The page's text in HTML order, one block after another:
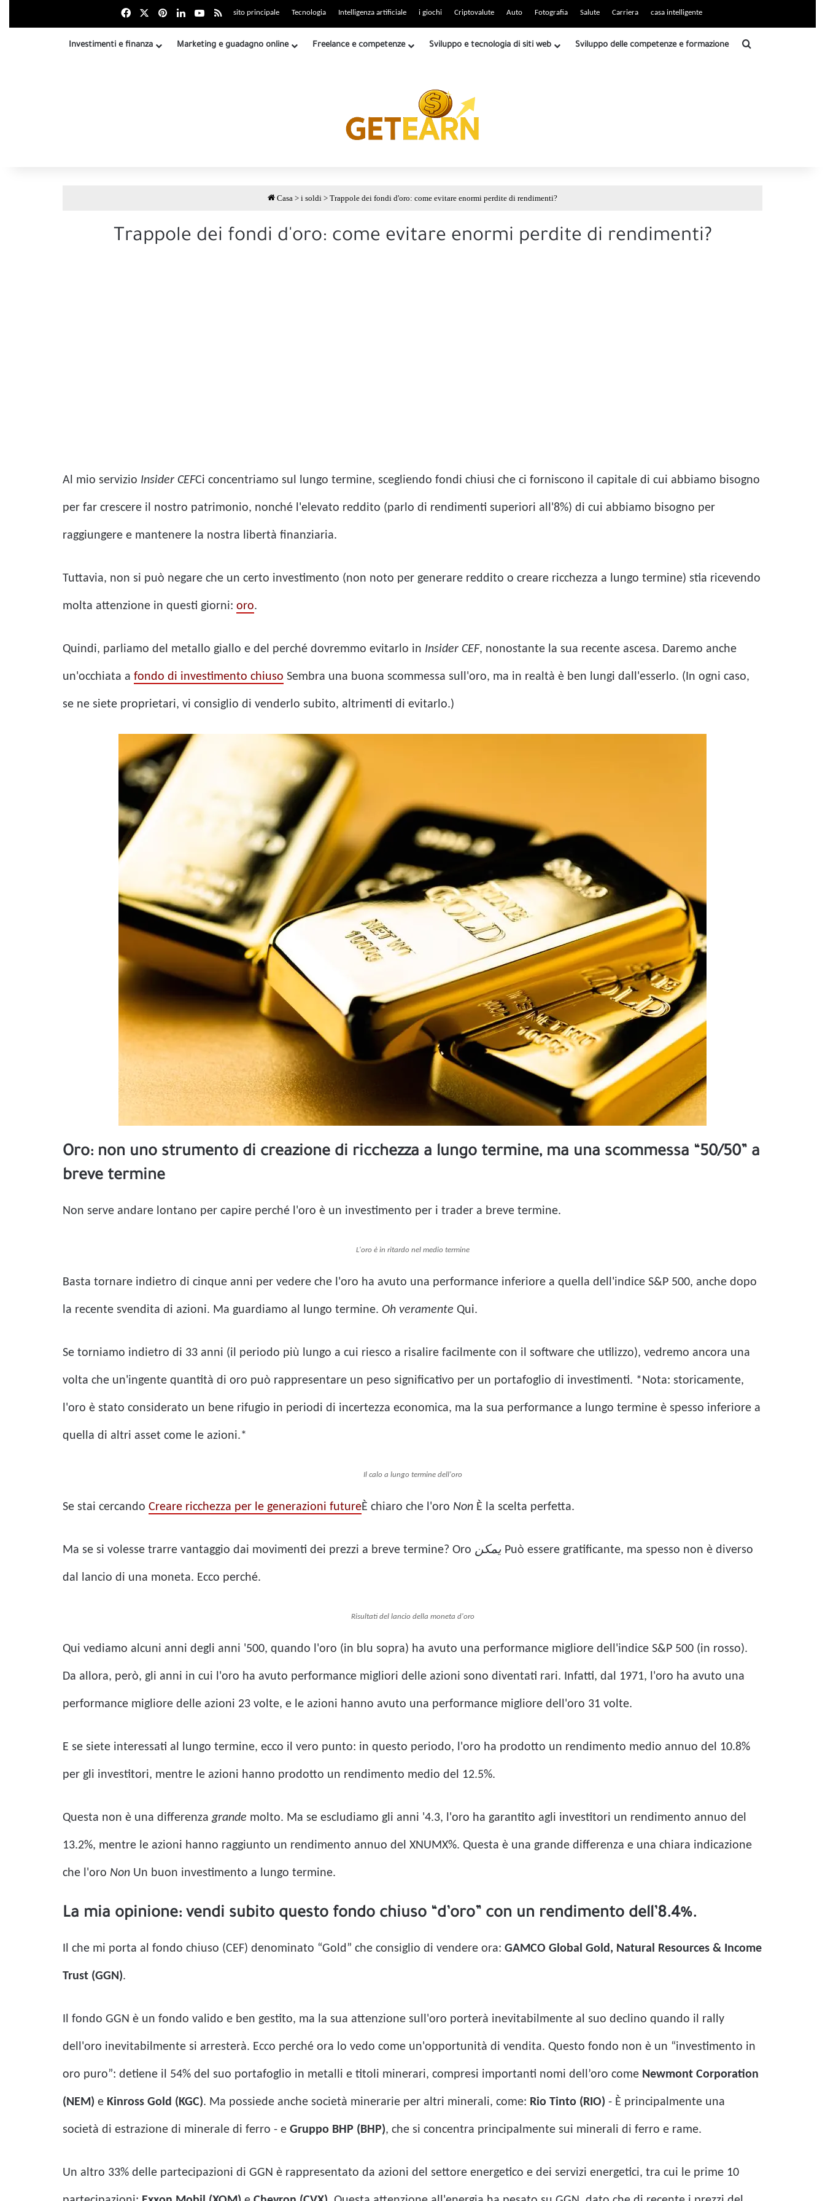
Facebookبينتيريست
LinkedInYoutubeRiepilogo sito RSS
sito principale Tecnologia Intelligenza artificiale i giochi Criptovalute Auto Fotografia Salute Carriera casa intelligente
Investimenti e finanza Marketing e guadagno online Freelance e competenze Sviluppo e tecnologia di siti web Sviluppo delle competenze e formazione Ricerca
Casa > i soldi > Trappole dei fondi d'oro: come evitare enormi perdite di rendimenti?
Trappole dei fondi d'oro: come evitare enormi perdite di rendimenti?
Al mio servizio Insider CEFCi concentriamo sul lungo termine, scegliendo fondi chiusi che ci forniscono il capitale di cui abbiamo bisogno
per far crescere il nostro patrimonio, nonché l'elevato reddito (parlo di rendimenti superiori all'8%) di cui abbiamo bisogno per
raggiungere e mantenere la nostra libertà finanziaria.
Tuttavia, non si può negare che un certo investimento (non noto per generare reddito o creare ricchezza a lungo termine) stia ricevendo
molta attenzione in questi giorni: oro.
Quindi, parliamo del metallo giallo e del perché dovremmo evitarlo in Insider CEF, nonostante la sua recente ascesa. Daremo anche
un'occhiata a fondo di investimento chiuso Sembra una buona scommessa sull'oro, ma in realtà è ben lungi dall'esserlo. (In ogni caso,
se ne siete proprietari, vi consiglio di venderlo subito, altrimenti di evitarlo.)
Oro: non uno strumento di creazione di ricchezza a lungo termine, ma una scommessa “50/50” a
breve termine
Non serve andare lontano per capire perché l'oro è un investimento per i trader a breve termine.
L'oro è in ritardo nel medio termine
Basta tornare indietro di cinque anni per vedere che l'oro ha avuto una performance inferiore a quella dell'indice S&P 500, anche dopo
la recente svendita di azioni. Ma guardiamo al lungo termine. Oh veramente Qui.
Se torniamo indietro di 33 anni (il periodo più lungo a cui riesco a risalire facilmente con il software che utilizzo), vedremo ancora una
volta che un'ingente quantità di oro può rappresentare un peso significativo per un portafoglio di investimenti. *Nota: storicamente,
l'oro è stato considerato un bene rifugio in periodi di incertezza economica, ma la sua performance a lungo termine è spesso inferiore a
quella di altri asset come le azioni.*
Il calo a lungo termine dell'oro
Se stai cercando Creare ricchezza per le generazioni futureÈ chiaro che l'oro Non È la scelta perfetta.
Ma se si volesse trarre vantaggio dai movimenti dei prezzi a breve termine? Oro يمكن Può essere gratificante, ma spesso non è diverso
dal lancio di una moneta. Ecco perché.
Risultati del lancio della moneta d'oro
Qui vediamo alcuni anni degli anni '500, quando l'oro (in blu sopra) ha avuto una performance migliore dell'indice S&P 500 (in rosso).
Da allora, però, gli anni in cui l'oro ha avuto performance migliori delle azioni sono diventati rari. Infatti, dal 1971, l'oro ha avuto una
performance migliore delle azioni 23 volte, e le azioni hanno avuto una performance migliore dell'oro 31 volte.
E se siete interessati al lungo termine, ecco il vero punto: in questo periodo, l'oro ha prodotto un rendimento medio annuo del 10.8%
per gli investitori, mentre le azioni hanno prodotto un rendimento medio del 12.5%.
Questa non è una differenza grande molto. Ma se escludiamo gli anni '4.3, l'oro ha garantito agli investitori un rendimento annuo del
13.2%, mentre le azioni hanno raggiunto un rendimento annuo del XNUMX%. Questa è una grande differenza e una chiara indicazione
che l'oro Non Un buon investimento a lungo termine.
La mia opinione: vendi subito questo fondo chiuso “d’oro” con un rendimento dell’8.4%.
Il che mi porta al fondo chiuso (CEF) denominato “Gold” che consiglio di vendere ora: GAMCO Global Gold, Natural Resources & Income
Trust (GGN).
Il fondo GGN è un fondo valido e ben gestito, ma la sua attenzione sull'oro porterà inevitabilmente al suo declino quando il rally
dell'oro inevitabilmente si arresterà. Ecco perché ora lo vedo come un'opportunità di vendita. Questo fondo non è un “investimento in
oro puro”: detiene il 54% del suo portafoglio in metalli e titoli minerari, compresi importanti nomi dell’oro come Newmont Corporation
(NEM) e Kinross Gold (KGC). Ma possiede anche società minerarie per altri minerali, come: Rio Tinto (RIO) - È principalmente una
società di estrazione di minerale di ferro - e Gruppo BHP (BHP), che si concentra principalmente sui minerali di ferro e rame.
Un altro 33% delle partecipazioni di GGN è rappresentato da azioni del settore energetico e dei servizi energetici, tra cui le prime 10